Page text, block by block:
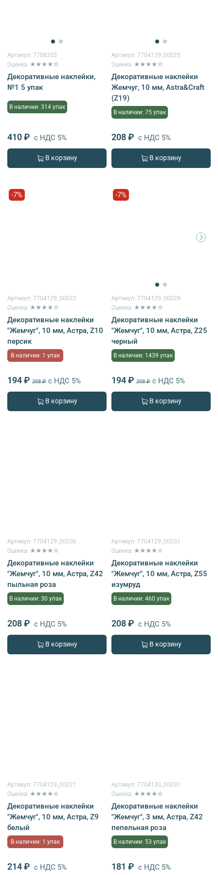
Артикул: 7708355
Оценка: ★★★★☆
Декоративные наклейки,
№1 5 упак
В наличии: 314 упак
410 ₽ с НДС 5%
В корзину
Артикул: 7704129_00025
Оценка: ★★★★☆
Декоративные наклейки
Жемчуг, 10 мм, Astra&Craft
(Z19)
В наличии: 75 упак
208 ₽ с НДС 5%
В корзину
-7%
Артикул: 7704129_00022
Оценка: ★★★★☆
Декоративные наклейки
"Жемчуг", 10 мм, Астра, Z10
персик
В наличии: 1 упак
194 ₽ 208 ₽ с НДС 5%
В корзину
-7%
Артикул: 7704129_00029
Оценка: ★★★★☆
Декоративные наклейки
"Жемчуг", 10 мм, Астра, Z25
черный
В наличии: 1439 упак
194 ₽ 208 ₽ с НДС 5%
В корзину
Артикул: 7704129_00036
Оценка: ★★★★☆
Декоративные наклейки
"Жемчуг", 10 мм, Астра, Z42
пыльная роза
В наличии: 30 упак
208 ₽ с НДС 5%
В корзину
Артикул: 7704129_00031
Оценка: ★★★★☆
Декоративные наклейки
"Жемчуг", 10 мм, Астра, Z55
изумруд
В наличии: 460 упак
208 ₽ с НДС 5%
В корзину
Артикул: 7704129_00021
Оценка: ★★★★☆
Декоративные наклейки
"Жемчуг", 10 мм, Астра, Z9
белый
В наличии: 1 упак
214 ₽ с НДС 5%
Артикул: 7704130_00031
Оценка: ★★★★☆
Декоративные наклейки
"Жемчуг", 3 мм, Астра, Z42
пепельная роза
В наличии: 53 упак
181 ₽ с НДС 5%